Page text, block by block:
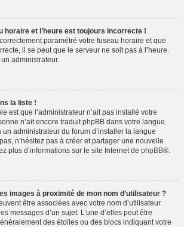
horaire et l’heure est toujours incorrecte !
paramétré votre fuseau horaire et que
il se peut que le serveur ne soit pas à l’heure.
administrateur.
la liste !
est que l’administrateur n’ait pas installé votre
n’ait encore traduit phpBB dans votre langue.
un administrateur du forum d’installer la langue
n’hésitez pas à créer et partager une nouvelle
plus d’informations sur le site Internet de phpBB®.
images à proximité de mon nom d’utilisateur ?
être associées avec votre nom d’utilisateur
messages d’un sujet. L’une d’elles peut être
des étoiles ou des blocs indiquant votre